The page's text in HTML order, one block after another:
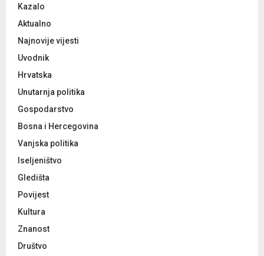
r
:
Kazalo
Aktualno
Najnovije vijesti
Uvodnik
Hrvatska
Unutarnja politika
Gospodarstvo
Bosna i Hercegovina
Vanjska politika
Iseljeništvo
Gledišta
Povijest
Kultura
Znanost
Društvo